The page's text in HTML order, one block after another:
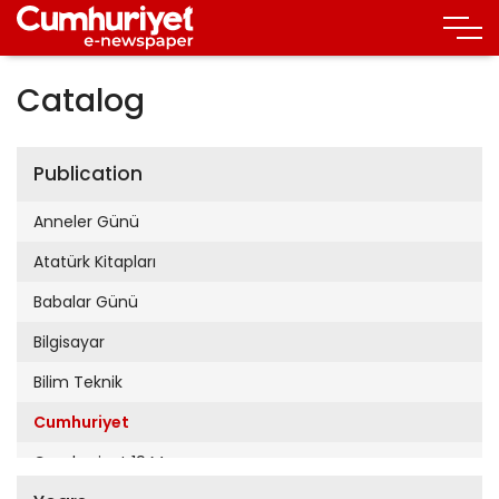
Catalog
Publication
Anneler Günü
Atatürk Kitapları
Babalar Günü
Bilgisayar
Bilim Teknik
Cumhuriyet
Cumhuriyet 19 Mayıs